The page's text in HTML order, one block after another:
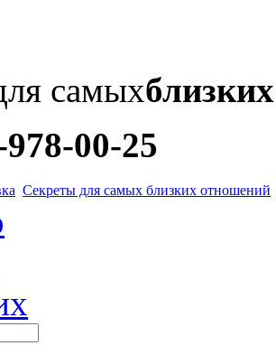
самых
00-25
Секреты для самых близких отношений